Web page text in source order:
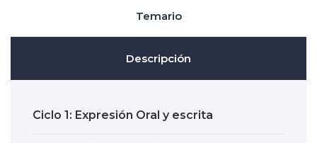
Temario
Descripción
Ciclo 1: Expresión Oral y escrita